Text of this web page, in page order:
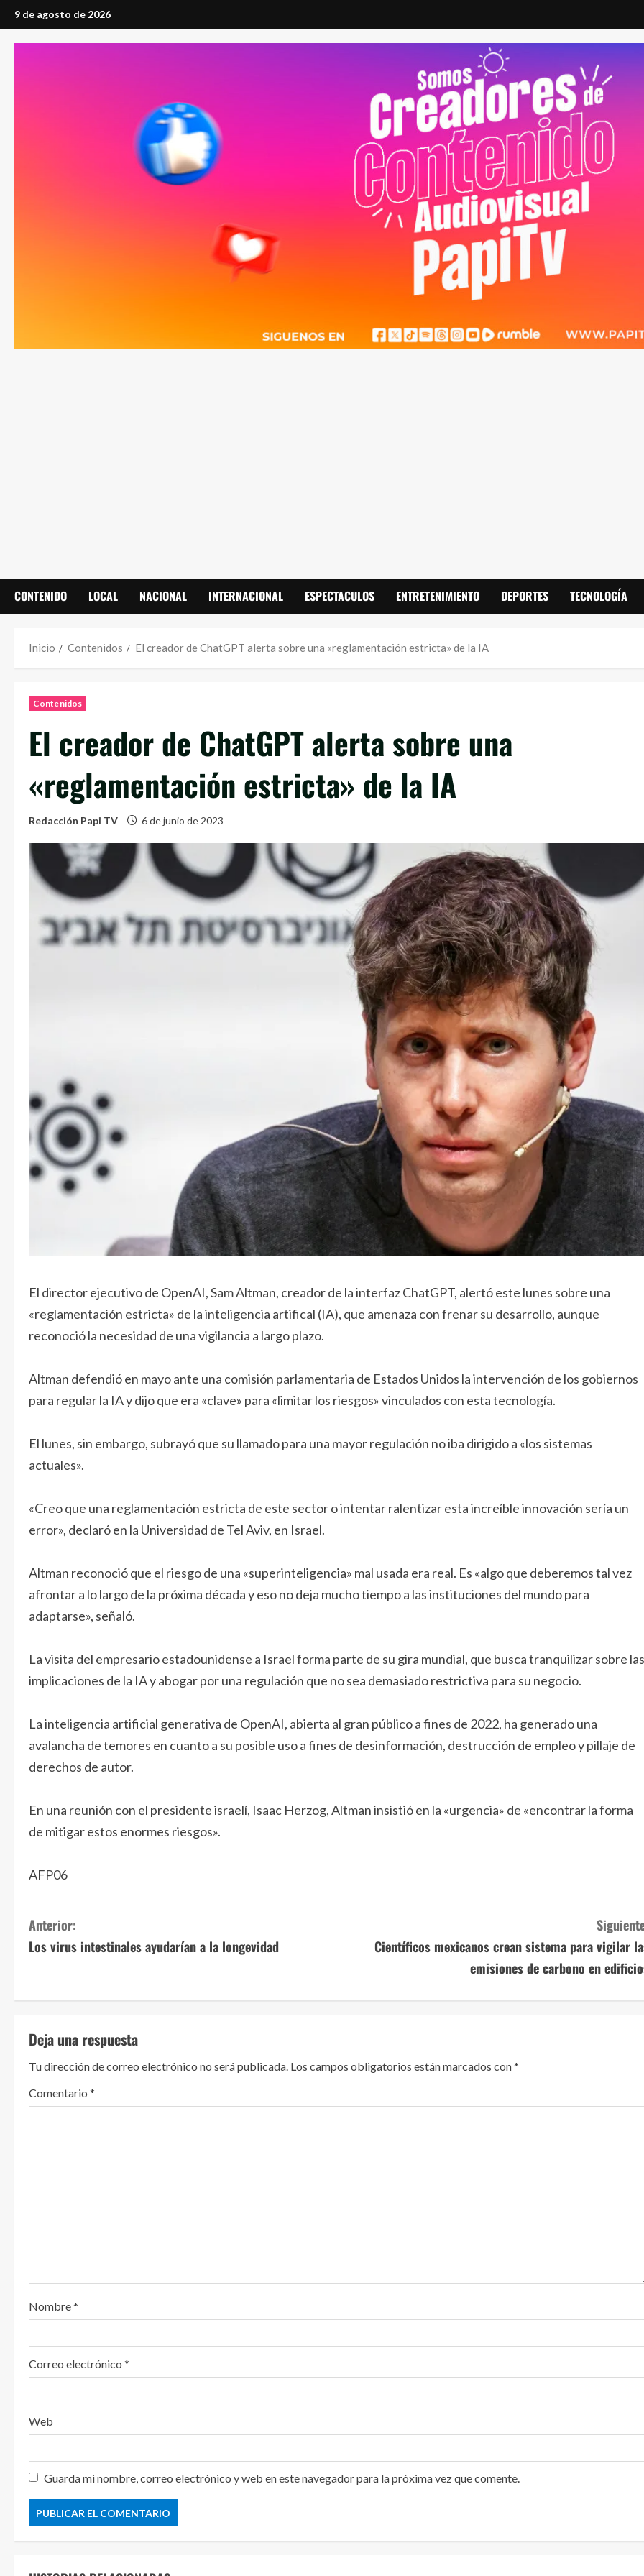
Saltar
al
contenido
9 de agosto de 2026
CONTENIDO LOCAL NACIONAL INTERNACIONAL ESPECTACULOS ENTRETENIMIENTO DEPORTES TECNOLOGÍA
Inicio Contenidos El creador de ChatGPT alerta sobre una «reglamentación estricta» de la IA
Contenidos
El creador de ChatGPT alerta sobre una
«reglamentación estricta» de la IA
Redacción Papi TV 6 de junio de 2023
El director ejecutivo de OpenAI, Sam Altman, creador de la interfaz ChatGPT, alertó este lunes sobre una
«reglamentación estricta» de la inteligencia artifical (IA), que amenaza con frenar su desarrollo, aunque
reconoció la necesidad de una vigilancia a largo plazo.
Altman defendió en mayo ante una comisión parlamentaria de Estados Unidos la intervención de los gobiernos
para regular la IA y dijo que era «clave» para «limitar los riesgos» vinculados con esta tecnología.
El lunes, sin embargo, subrayó que su llamado para una mayor regulación no iba dirigido a «los sistemas
actuales».
«Creo que una reglamentación estricta de este sector o intentar ralentizar esta increíble innovación sería un
error», declaró en la Universidad de Tel Aviv, en Israel.
Altman reconoció que el riesgo de una «superinteligencia» mal usada era real. Es «algo que deberemos tal vez
afrontar a lo largo de la próxima década y eso no deja mucho tiempo a las instituciones del mundo para
adaptarse», señaló.
La visita del empresario estadounidense a Israel forma parte de su gira mundial, que busca tranquilizar sobre las
implicaciones de la IA y abogar por una regulación que no sea demasiado restrictiva para su negocio.
La inteligencia artificial generativa de OpenAI, abierta al gran público a fines de 2022, ha generado una
avalancha de temores en cuanto a su posible uso a fines de desinformación, destrucción de empleo y pillaje de
derechos de autor.
En una reunión con el presidente israelí, Isaac Herzog, Altman insistió en la «urgencia» de «encontrar la forma
de mitigar estos enormes riesgos».
AFP06
S
i
e
l
e
Anterior:
Los virus intestinales ayudarían a la longevidad
Científicos mexicanos crean sistema para vigilar
emisiones de carbono en
Deja una respuesta
Tu dirección de correo electrónico no será publicada. Los campos obligatorios están marcados con*
Comentario *
Nombre*
Correo electrónico *
Web
Guarda mi nombre, correo electrónico y web en este navegador para la próxima vez que comente.